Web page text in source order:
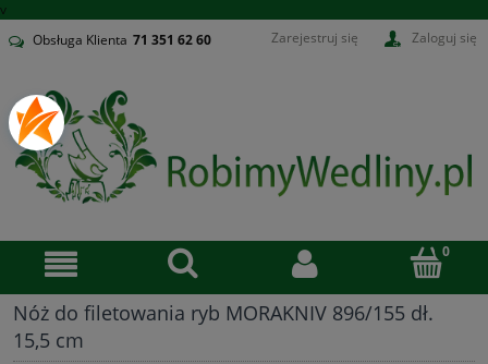
v
Obsługa Klienta 71 351 62 60 Zarejestruj się Zaloguj się
Nóż do filetowania ryb MORAKNIV 896/155 dł.
15,5 cm